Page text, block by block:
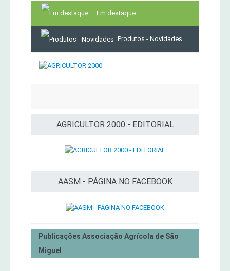
Em destaque...
Produtos - Novidades
AGRICULTOR 2000 - EDITORIAL
AASM - PÁGINA NO FACEBOOK
Publicações Associação Agrícola de São
Miguel